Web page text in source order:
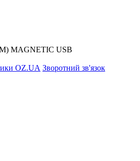
MAGNETIC USB
Зворотний зв'язок